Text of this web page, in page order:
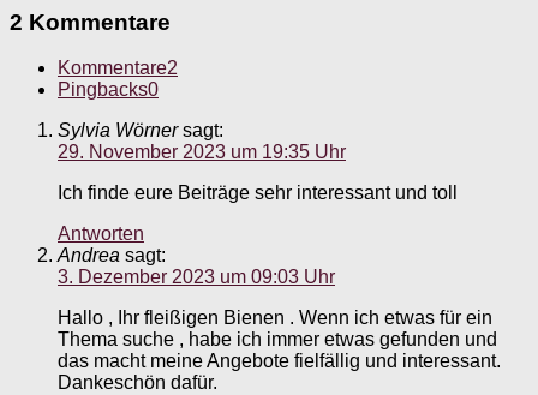
2 Kommentare
Kommentare2
Pingbacks0
Sylvia Wörner sagt:
29. November 2023 um 19:35 Uhr
Ich finde eure Beiträge sehr interessant und toll
Antworten
Andrea sagt:
3. Dezember 2023 um 09:03 Uhr
Hallo , Ihr fleißigen Bienen . Wenn ich etwas für ein
Thema suche , habe ich immer etwas gefunden und
das macht meine Angebote fielfällig und interessant.
Dankeschön dafür.